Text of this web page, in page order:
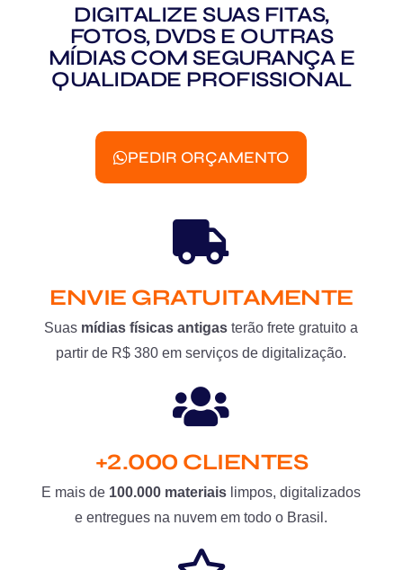
DIGITALIZE SUAS FITAS,
FOTOS, DVDS E OUTRAS
MÍDIAS COM SEGURANÇA E
QUALIDADE PROFISSIONAL
PEDIR ORÇAMENTO
ENVIE GRATUITAMENTE
Suas mídias físicas antigas terão frete gratuito a
partir de R$ 380 em serviços de digitalização.
+2.000 CLIENTES
E mais de 100.000 materiais limpos, digitalizados
e entregues na nuvem em todo o Brasil.